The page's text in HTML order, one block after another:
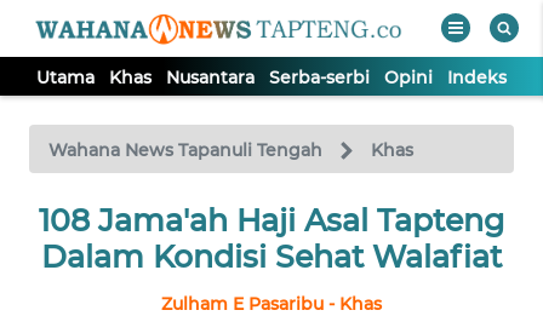
Utama Khas Nusantara Serba-serbi Opini Indeks
Wahana News Tapanuli Tengah Khas
108 Jama'ah Haji Asal Tapteng
Dalam Kondisi Sehat Walafiat
Zulham E Pasaribu - Khas
TV
Tutup
UTAMA